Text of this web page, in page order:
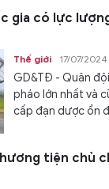
gia có lực
Thế giới 17/07/2024
GD&TĐ - Quân
pháo lớn nhất và
cấp đạn dược ổn
tiện chủ